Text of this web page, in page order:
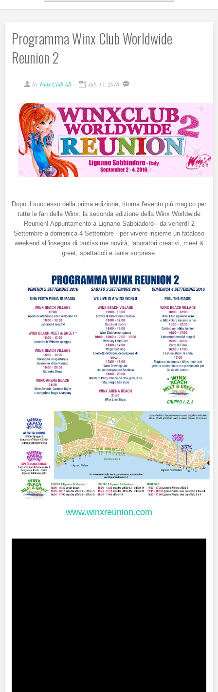
Programma Winx Club Worldwide
Reunion 2
by Winx Club All July 15, 2016
Dopo il successo della prima edizione, ritorna l'evento più magico per
tutte le fan delle Winx: la seconda edizione della Winx Worldwide
Reunion! Appuntamento a Lignano Sabbiadoro - da venerdì 2
Settembre a domenica 4 Settembre - per vivere insieme un fataloso
weekend all'insegna di tantissime novità, laboratori creativi, meet &
greet, spettacoli e tante sorprese.
www.winxreunion.com